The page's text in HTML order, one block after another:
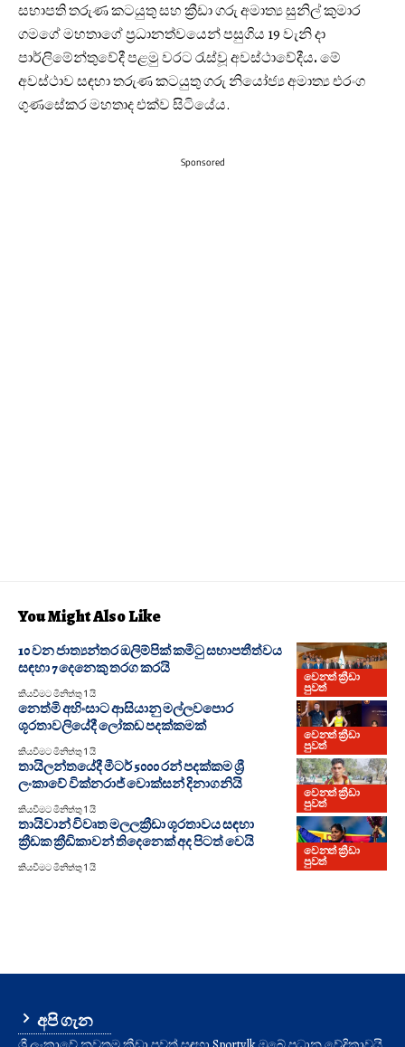
සභාපති තරුණ කටයුතු සහ ක්‍රීඩා ගරු අමාත්‍ය සුනිල් කුමාර
ගමගේ මහතාගේ ප්‍රධානත්වයෙන් පසුගිය 19 වැනි දා
පාර්ලිමේන්තුවේදී පළමු වරට රැස්වූ අවස්ථාවේදීය.මේ
අවස්ථාව සඳහා තරුණ කටයුතු ගරු නියෝජ්‍ය අමාත්‍ය එරංග
ගුණසේකර මහතාද එක්ව සිටියේය.
Sponsored
You Might Also Like
වෙනත් ක්‍රීඩා
පුවත්
10 වන ජාත්‍යන්තර ඔලිම්පික් කමිටු සභාපතීත්වය
සඳහා 7 දෙනෙකු තරග කරයි
කියවීමට මිනිත්තු 1 යි
වෙනත් ක්‍රීඩා
පුවත්
නෙත්මි අහිංසාට ආසියානු මල්ලවපොර
ශූරතාවලියේදී ලෝකඩ පදක්කමක්
කියවීමට මිනිත්තු 1 යි
වෙනත් ක්‍රීඩා
පුවත්
තායිලන්තයේදී මීටර් 5000 රන් පදක්කම ශ්‍රී
ලංකාවේ වික්නරාජ් වොක්සන් දිනාගනියි
කියවීමට මිනිත්තු 1 යි
වෙනත් ක්‍රීඩා
පුවත්
තායිවාන් විවෘත මලලක්‍රීඩා ශූරතාවය සඳහා
ක්‍රීඩක ක්‍රීඩිකාවන් තිදෙනෙක් අද පිටත් වෙයි
කියවීමට මිනිත්තු 1 යි
අපි ගැන